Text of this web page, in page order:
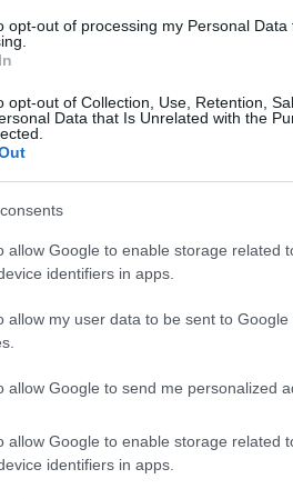
opt-out of processing my Personal Data
opt-out of Collection, Use, Retention,
Data that Is Unrelated with the
allow Google to enable storage related
identifiers in apps.
allow my user data to be sent to
allow Google to send me personalized
allow Google to enable storage related
identifiers in apps.
hatékonyság
Hogyan
válasszunk